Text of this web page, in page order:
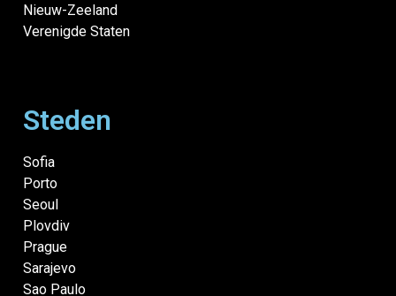
Nieuw-Zeeland
Verenigde Staten
Steden
Sofia
Porto
Seoul
Plovdiv
Prague
Sarajevo
Sao Paulo